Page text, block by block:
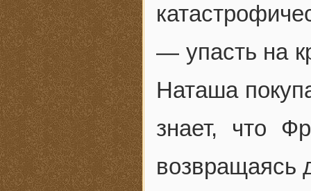
— упасть на
Наташа
знает, что
возвращаясь